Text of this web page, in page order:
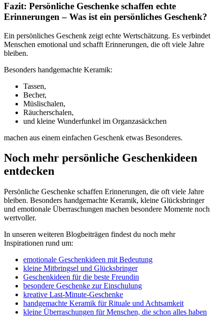
Fazit: Persönliche Geschenke schaffen echte
Erinnerungen – Was ist ein persönliches Geschenk?
Ein persönliches Geschenk zeigt echte Wertschätzung. Es verbindet
Menschen emotional und schafft Erinnerungen, die oft viele Jahre
bleiben.
Besonders handgemachte Keramik:
Tassen,
Becher,
Müslischalen,
Räucherschalen,
und kleine Wunderfunkel im Organzasäckchen
machen aus einem einfachen Geschenk etwas Besonderes.
Noch mehr persönliche Geschenkideen
entdecken
Persönliche Geschenke schaffen Erinnerungen, die oft viele Jahre
bleiben. Besonders handgemachte Keramik, kleine Glücksbringer
und emotionale Überraschungen machen besondere Momente noch
wertvoller.
In unseren weiteren Blogbeiträgen findest du noch mehr
Inspirationen rund um:
emotionale Geschenkideen mit Bedeutung
kleine Mitbringsel und Glücksbringer
Geschenkideen für die beste Freundin
besondere Geschenke zur Einschulung
kreative Last-Minute-Geschenke
handgemachte Keramik für Rituale und Achtsamkeit
kleine Überraschungen für Menschen, die schon alles haben